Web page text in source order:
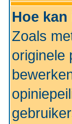
Hoe
Zoals
originele